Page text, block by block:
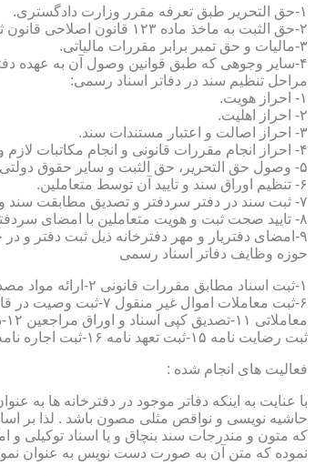
۱-حق التحریر طبق تعرفه مقرر وزارت دادگستری.
۲-حق الثبت به ماخذ ماده ۱۲۳ قانون اصلاحی قانون ثبت.
۳-مالیات و حق تمبر برابر مقررات مالیاتی.
۴-سایر وجوهی که طبق قوانین وصول آن به عهده دفترخانه محول است.
مراحل تنظیم سند در دفاتر اسناد رسمی:
۱- احراز هویت.
۲- احراز اهلیت.
۳- احراز اصالت و اعتبار مستندات سند.
۴- احراز انجام مقررات قانونی و انجام مکاتبات لازم و اطمینان از عدم منع قانونی تنظیم سند.
۵- وصول حق التحریر، حق الثبت و سایر حقوق دولتی.
۶- تنظیم اوراق سند و تایید آن توسط متعاملین.
۷- ثبت سند در دفتر سردفتر و تصدیق مطابقت سند و ثبت دفتر توسط متعاملین.
۸- تایید صحت ثبت و هویت متعاملین با امضای سردفتر ذیل ثبت دفتر و حاشیه سند.
۹-امضای دفتریار و مهر دفترخانه ذیل ثبت دفتر و در حاشیه سند.
حوزه وظایف دفاتر اسناد رسمی
ثبت رضایت نامه ۱۵-ثبت تعهد نامه ۱۶-ثبت اجاره نامه ۱۷-ثبت معاملات سرقفلی ۱۸-ثبت وقف نامه و اسناد موقوفه ۱۹-ثبت اسناد ضمانت نامه ۲۰-صدور اجرائیه ۲۱-ثبت نکاح ۲۲-ثبت طلاق
فعالیت های انجام شده :
با عنایت به اینکه دفاتر موجود در دفترخانه ها
حاشیه نویسی و نواقص مثلی مصون باشد . لذا بر اساس
که متون و مندرجات سند بنچاق و یا اسناد توکیلی و
نموده که متن آن به صورت دست نویس به عنوان